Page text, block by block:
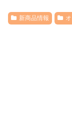
新商品情報